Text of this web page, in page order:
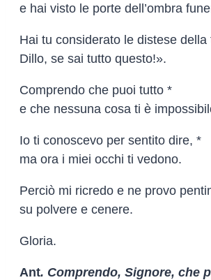
e hai visto le porte dell’ombra
Hai tu considerato le distese della
Dillo, se sai tutto questo!».
Comprendo che puoi tutto *
e che nessuna cosa ti è
Io ti conoscevo per sentito dire, *
ma ora i miei occhi ti vedono.
Perciò mi ricredo e ne provo
su polvere e cenere.
Gloria.
Ant. Comprendo, Signore, che